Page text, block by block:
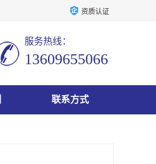
资质认证
服务热线：
13609655066
联系方式